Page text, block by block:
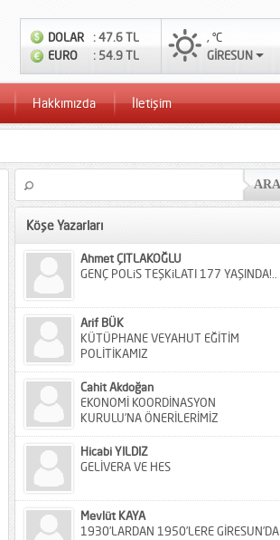
DOLAR
: 47.6 TL
EURO
: 54.9 TL
, °C
GİRESUN
Hakkımızda İletişim
Köşe Yazarları
Ahmet ÇITLAKOĞLU
GENÇ POLiS TEŞKiLATI 177 YAŞINDA!..
Arif BÜK
KÜTÜPHANE VEYAHUT EĞİTİM
POLİTİKAMIZ
Cahit Akdoğan
EKONOMİ KOORDİNASYON
KURULU’NA ÖNERİLERİMİZ
Hicabi YILDIZ
GELİVERA VE HES
Mevlüt KAYA
1930’LARDAN 1950’LERE GİRESUN’DA